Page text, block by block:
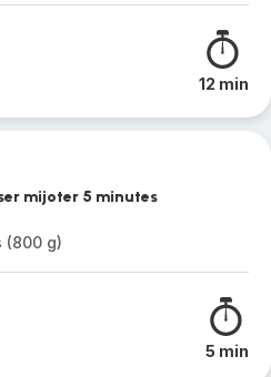
12 min
mijoter 5 minutes
(800 g)
5 min